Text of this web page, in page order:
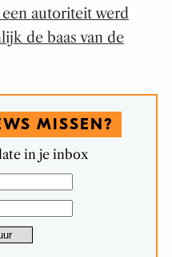
autoriteit werd
de baas van de
MISSEN?
in je inbox